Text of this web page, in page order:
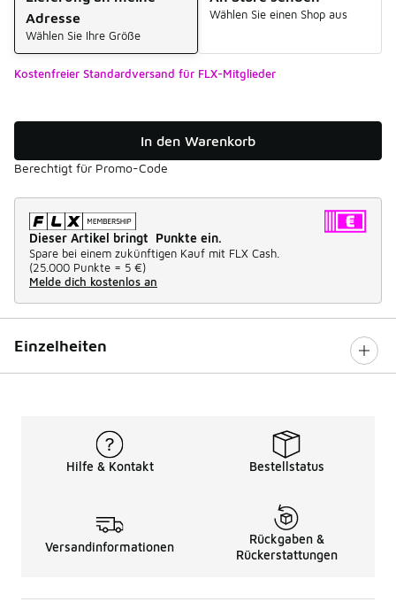
Adresse
Wählen Sie Ihre Größe
Wählen Sie einen Shop aus
Kostenfreier Standardversand für FLX-Mitglieder
In den Warenkorb
Berechtigt für Promo-Code
Dieser Artikel bringt Punkte ein.
Spare bei einem zukünftigen Kauf mit FLX Cash.
(25.000 Punkte = 5 €)
Melde dich kostenlos an
Einzelheiten
Hilfe & Kontakt Bestellstatus
Versandinformationen
Rückgaben &
Rückerstattungen